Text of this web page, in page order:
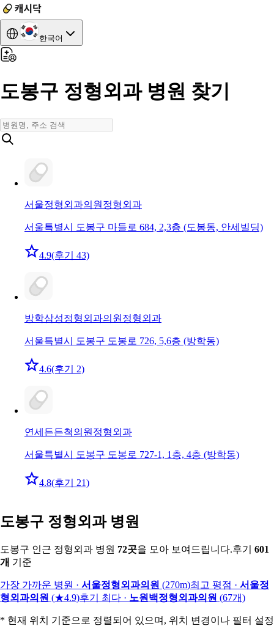
한국어
도봉구 정형외과 병원 찾기
서울정형외과의원 정형외과
서울특별시 도봉구 마들로 684, 2,3층 (도봉동, 안세빌딩)
4.9(후기 43)
방학삼성정형외과의원 정형외과
서울특별시 도봉구 도봉로 726, 5,6층 (방학동)
4.6(후기 2)
연세든든척의원 정형외과
서울특별시 도봉구 도봉로 727-1, 1층, 4층 (방학동)
4.8(후기 21)
도봉구 정형외과 병원
도봉구 인근 정형외과 병원 72곳을 모아 보여드립니다.후기
601
개 기준
가장 가까운 병원 · 서울정형외과의원 (270m)최고 평점 · 서울정
형외과의원 (★4.9)후기 최다 · 노원백정형외과의원 (67개)
* 현재 위치 기준으로 정렬되어 있으며, 위치 변경이나 필터 설정